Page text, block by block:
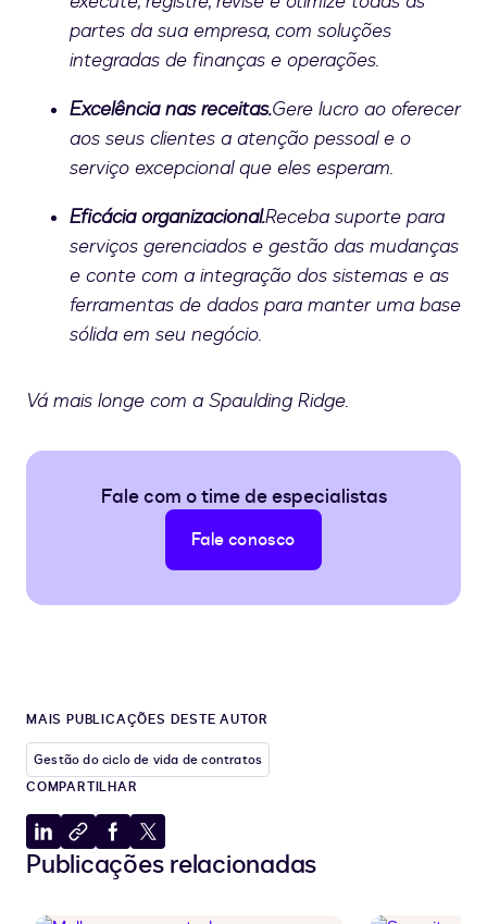
partes da sua empresa, com soluções
integradas de finanças e operações.
Excelência nas receitas.Gere lucro ao oferecer
aos seus clientes a atenção pessoal e o
serviço excepcional que eles esperam.
Eficácia organizacional.Receba suporte para
serviços gerenciados e gestão das mudanças
e conte com a integração dos sistemas e as
ferramentas de dados para manter uma base
sólida em seu negócio.
Vá mais longe com a Spaulding Ridge.
Fale com o time de especialistas
Fale conosco
MAIS PUBLICAÇÕES DESTE AUTOR
Gestão do ciclo de vida de contratos
COMPARTILHAR
Compartilhar
no
Copiar
para
Compartilhar
no
Compartilhar
no
Publicações relacionadas